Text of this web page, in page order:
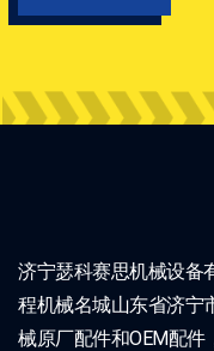
济宁瑟科赛思机械设备
程机械名城山东省济宁
械原厂配件和OEM配